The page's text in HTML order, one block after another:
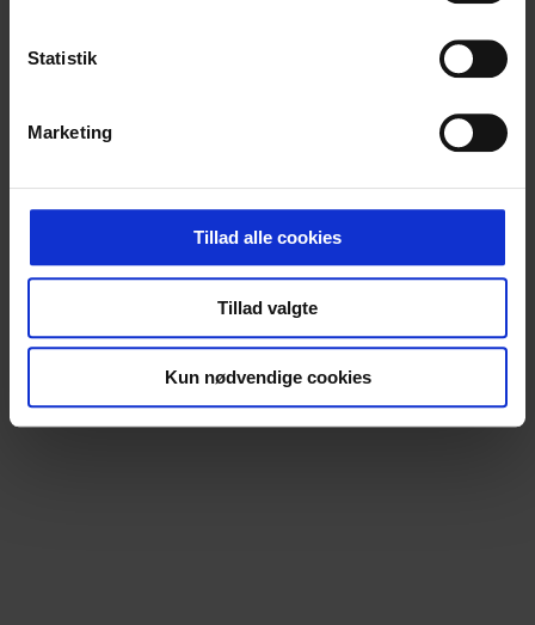
Statistik
Marketing
Tillad alle cookies
Tillad valgte
Kun nødvendige cookies